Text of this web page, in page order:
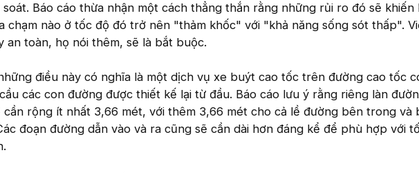
Báo cáo thừa nhận một cách thẳng thắn rằng những rủi ro đó sẽ khiến
chạm nào ở tốc độ đó trở nên "thảm khốc" với "khả năng sống sót thấp".
an toàn, họ nói thêm, sẽ là bắt buộc.
điều này có nghĩa là một dịch vụ xe buýt cao tốc trên đường cao tốc
các con đường được thiết kế lại từ đầu. Báo cáo lưu ý rằng riêng làn
cần rộng ít nhất 3,66 mét, với thêm 3,66 mét cho cả lề đường bên trong và
đoạn đường dẫn vào và ra cũng sẽ cần dài hơn đáng kể để phù hợp với